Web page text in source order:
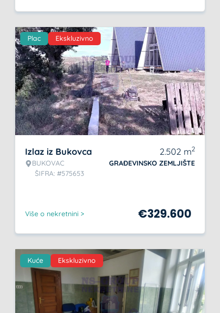
Plac Ekskluzivno
Izlaz iz Bukovca
BUKOVAC
ŠIFRA: #575653
2.502 m2
GRAĐEVINSKO ZEMLJIŠTE
Više o nekretnini > €329.600
Kuće Ekskluzivno